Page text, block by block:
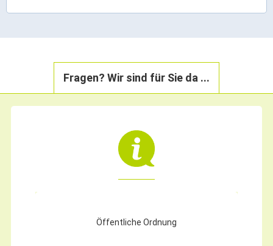
Fragen? Wir sind für Sie da ...
Öffentliche Ordnung